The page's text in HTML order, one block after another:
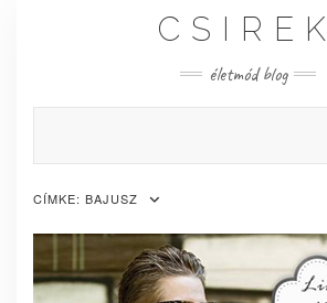
CSIREK
életmód blog
CÍMKE: BAJUSZ